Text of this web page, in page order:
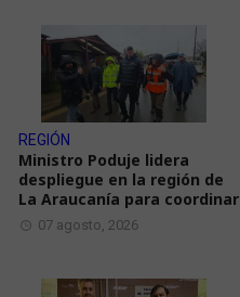
REGIÓN
Ministro Poduje lidera
despliegue en la región de
La Araucanía para coordinar
07 agosto, 2026